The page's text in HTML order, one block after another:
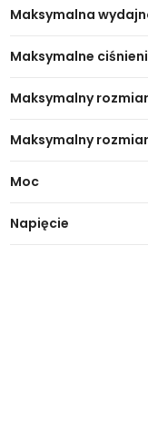
Maksymalna
Maksymalne
Maksymalny
Maksymalny
Moc
Napięcie